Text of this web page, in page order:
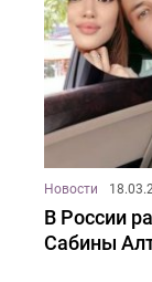
Новости
В России
Сабины